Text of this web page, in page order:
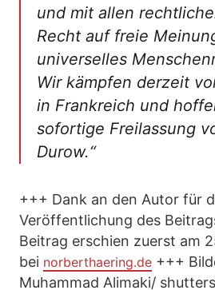
und mit allen
Recht auf freie
universelles
Wir kämpfen derzeit
in Frankreich und
sofortige Freilassung
Durow.“
+++ Dank an den Autor für
Veröffentlichung des
Beitrag erschien zuerst am
bei norberthaering.de +++
Muhammad Alimaki/